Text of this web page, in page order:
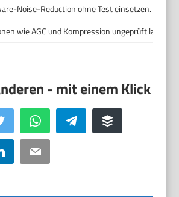
Noise-Reduction ohne Test einsetzen.
wie AGC und Kompression ungeprüft lassen.
Twitter WhatsApp Telegram Buffer
LinkedIn Email